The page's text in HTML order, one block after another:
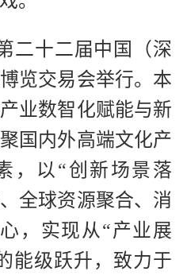
二十二届中国（深
览交易会举行。本
业数智化赋能与新
国内外高端文化产
，以“创新场景落
全球资源聚合、消
，实现从“产业展
能级跃升，致力于